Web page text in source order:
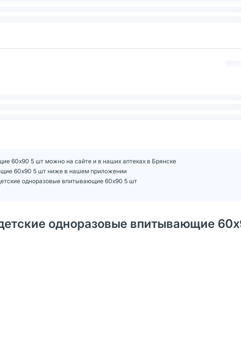
60х90 5 шт можно на сайте и в наших аптеках в Брянске
60х90 5 шт ниже в нашем приложении
одноразовые впитывающие 60х90 5 шт
одноразовые впитывающие